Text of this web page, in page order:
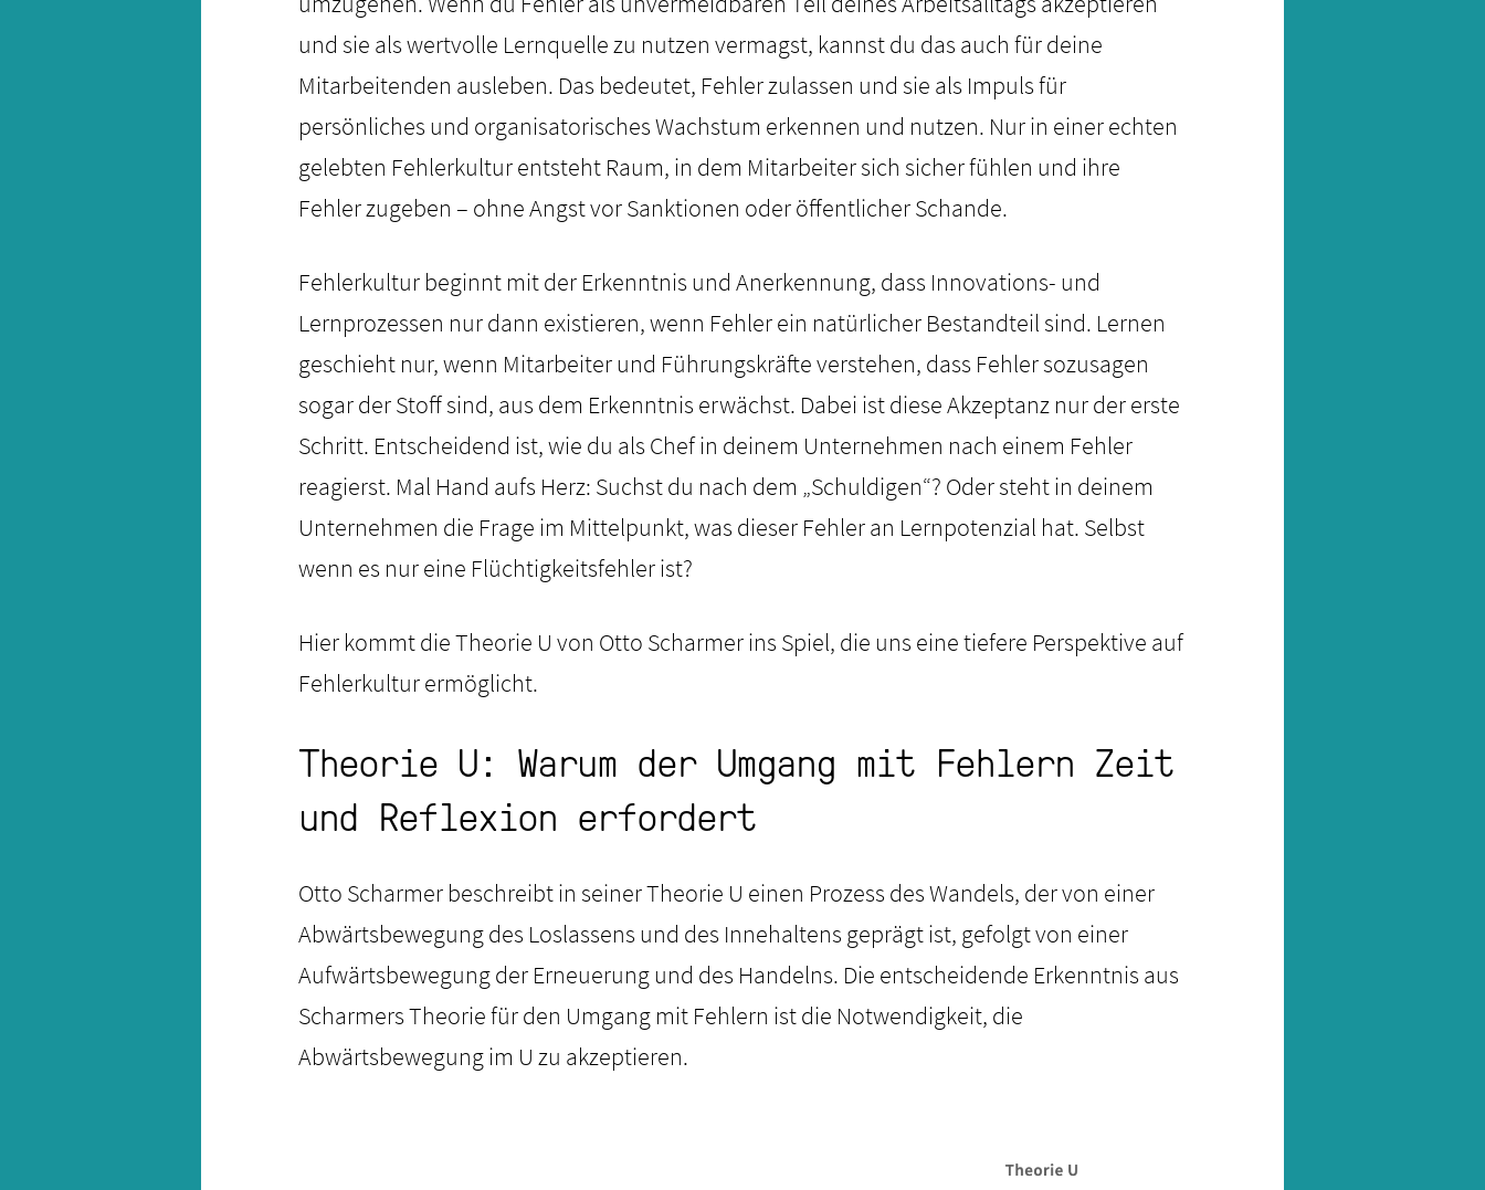
und sie als wertvolle Lernquelle zu nutzen vermagst, kannst du das auch für deine
Mitarbeitenden ausleben. Das bedeutet, Fehler zulassen und sie als Impuls für
persönliches und organisatorisches Wachstum erkennen und nutzen. Nur in einer echten
gelebten Fehlerkultur entsteht Raum, in dem Mitarbeiter sich sicher fühlen und ihre
Fehler zugeben – ohne Angst vor Sanktionen oder öffentlicher Schande.
Fehlerkultur beginnt mit der Erkenntnis und Anerkennung, dass Innovations- und
Lernprozessen nur dann existieren, wenn Fehler ein natürlicher Bestandteil sind. Lernen
geschieht nur, wenn Mitarbeiter und Führungskräfte verstehen, dass Fehler sozusagen
sogar der Stoff sind, aus dem Erkenntnis erwächst. Dabei ist diese Akzeptanz nur der erste
Schritt. Entscheidend ist, wie du als Chef in deinem Unternehmen nach einem Fehler
reagierst. Mal Hand aufs Herz: Suchst du nach dem „Schuldigen“? Oder steht in deinem
Unternehmen die Frage im Mittelpunkt, was dieser Fehler an Lernpotenzial hat. Selbst
wenn es nur eine Flüchtigkeitsfehler ist?
Hier kommt die Theorie U von Otto Scharmer ins Spiel, die uns eine tiefere Perspektive auf
Fehlerkultur ermöglicht.
Theorie U: Warum der Umgang mit Fehlern Zeit
und Reflexion erfordert
Otto Scharmer beschreibt in seiner Theorie U einen Prozess des Wandels, der von einer
Abwärtsbewegung des Loslassens und des Innehaltens geprägt ist, gefolgt von einer
Aufwärtsbewegung der Erneuerung und des Handelns. Die entscheidende Erkenntnis aus
Scharmers Theorie für den Umgang mit Fehlern ist die Notwendigkeit, die
Abwärtsbewegung im U zu akzeptieren.